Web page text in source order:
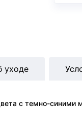
с темно-
уходе